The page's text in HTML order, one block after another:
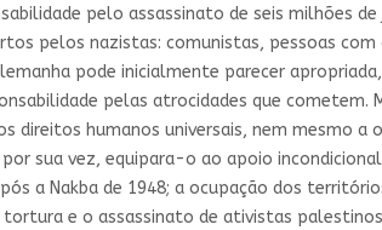
pelo assassinato de seis milhões
pelos nazistas: comunistas, pessoas com
pode inicialmente parecer
pelas atrocidades que
direitos humanos universais, nem mesmo
por sua vez, equipara-o ao apoio
a Nakba de 1948; a ocupação dos
e o assassinato de ativistas